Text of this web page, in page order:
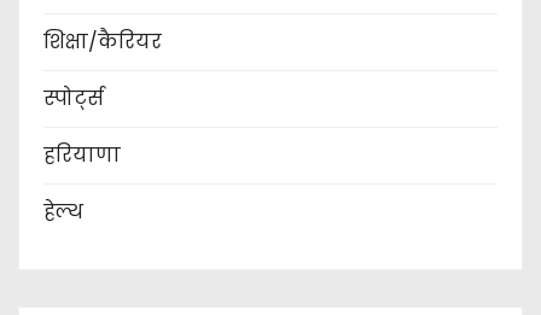
शिक्षा/कैरियर
स्पोर्ट्स
हरियाणा
हेल्थ